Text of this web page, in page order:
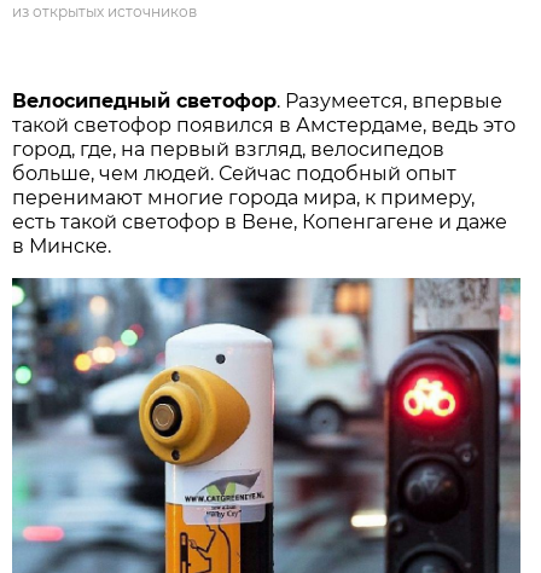
из открытых источников
Велосипедный светофор. Разумеется, впервые
такой светофор появился в Амстердаме, ведь это
город, где, на первый взгляд, велосипедов
больше, чем людей. Сейчас подобный опыт
перенимают многие города мира, к примеру,
есть такой светофор в Вене, Копенгагене и даже
в Минске.